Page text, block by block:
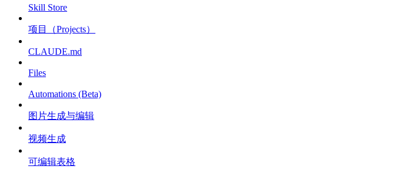
Skill Store
项目（Projects）
CLAUDE.md
Files
Automations (Beta)
图片生成与编辑
视频生成
可编辑表格